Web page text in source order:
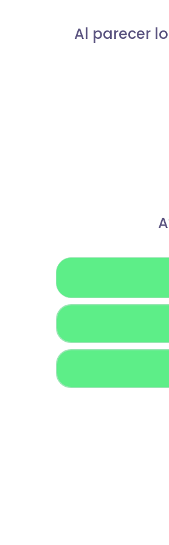
Al parecer